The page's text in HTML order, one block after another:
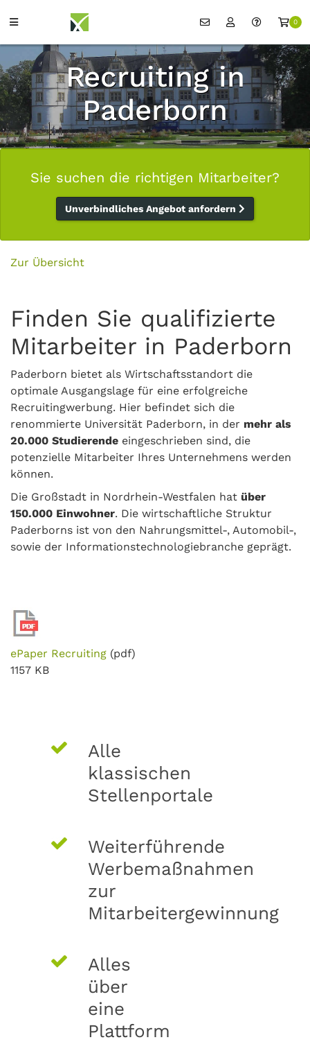
0
Recruiting in
Paderborn
Sie suchen die richtigen Mitarbeiter?
Unverbindliches Angebot anfordern
Zur Übersicht
Finden Sie qualifizierte
Mitarbeiter in Paderborn
Paderborn bietet als Wirtschaftsstandort die
optimale Ausgangslage für eine erfolgreiche
Recruitingwerbung. Hier befindet sich die
renommierte Universität Paderborn, in der mehr als
20.000 Studierende eingeschrieben sind, die
potenzielle Mitarbeiter Ihres Unternehmens werden
können.
Die Großstadt in Nordrhein-Westfalen hat über
150.000 Einwohner. Die wirtschaftliche Struktur
Paderborns ist von den Nahrungsmittel-, Automobil-,
sowie der Informationstechnologiebranche geprägt.
ePaper Recruiting (pdf)
1157 KB
Alle
klassischen
Stellenportale
Weiterführende
Werbemaßnahmen
zur
Mitarbeitergewinnung
Alles
über
eine
Plattform